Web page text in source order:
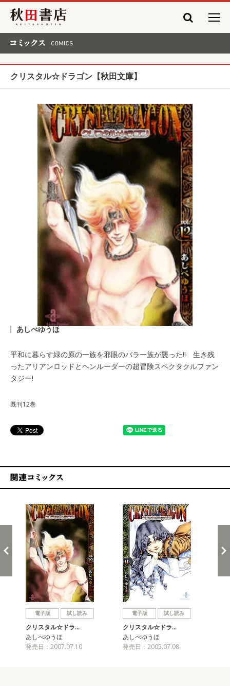
秋田書店
クリスタル☆ドラゴン【秋田文庫】
あしべゆうほ
平和に暮らす緑の原の一族を邪眼のバラ一族が襲った!! 生き残
ったアリアンロッドとヘンルーダーの超冒険スペクタクルファン
タジー!
既刊12巻
電子版 試し読み
クリスタル☆ドラ…
あしべゆうほ
発売日：2007.07.10
電子版 試し読み
クリスタル☆ドラ…
あしべゆうほ
発売日：2005.07.08